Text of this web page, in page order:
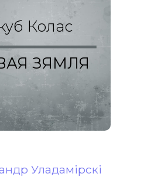
Колас
ЗЯМЛЯ
Уладамірскі